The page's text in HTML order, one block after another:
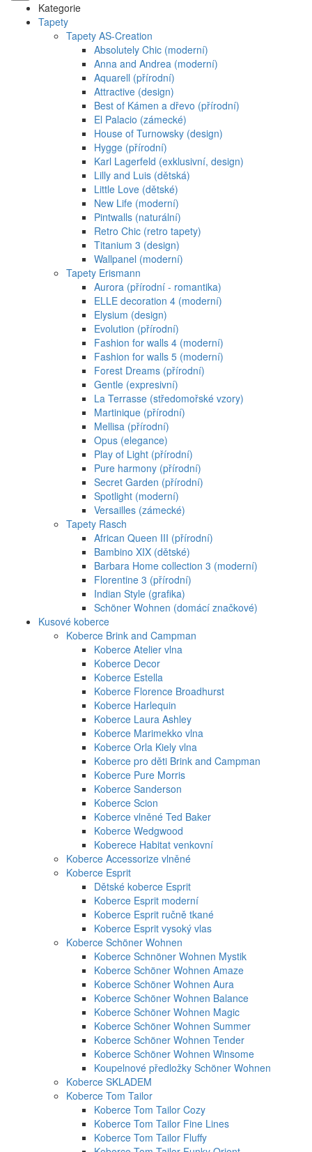
Kategorie
Tapety
Tapety AS-Creation
Absolutely Chic (moderní)
Anna and Andrea (moderní)
Aquarell (přírodní)
Attractive (design)
Best of Kámen a dřevo (přírodní)
El Palacio (zámecké)
House of Turnowsky (design)
Hygge (přírodní)
Karl Lagerfeld (exklusivní, design)
Lilly and Luis (dětská)
Little Love (dětské)
New Life (moderní)
Pintwalls (naturální)
Retro Chic (retro tapety)
Titanium 3 (design)
Wallpanel (moderní)
Tapety Erismann
Aurora (přírodní - romantika)
ELLE decoration 4 (moderní)
Elysium (design)
Evolution (přírodní)
Fashion for walls 4 (moderní)
Fashion for walls 5 (moderní)
Forest Dreams (přírodní)
Gentle (expresivní)
La Terrasse (středomořské vzory)
Martinique (přírodní)
Mellisa (přírodní)
Opus (elegance)
Play of Light (přírodní)
Pure harmony (přírodní)
Secret Garden (přírodní)
Spotlight (moderní)
Versailles (zámecké)
Tapety Rasch
African Queen III (přírodní)
Bambino XIX (dětské)
Barbara Home collection 3 (moderní)
Florentine 3 (přírodní)
Indian Style (grafika)
Schöner Wohnen (domácí značkové)
Kusové koberce
Koberce Brink and Campman
Koberce Atelier vlna
Koberce Decor
Koberce Estella
Koberce Florence Broadhurst
Koberce Harlequin
Koberce Laura Ashley
Koberce Marimekko vlna
Koberce Orla Kiely vlna
Koberce pro děti Brink and Campman
Koberce Pure Morris
Koberce Sanderson
Koberce Scion
Koberce vlněné Ted Baker
Koberce Wedgwood
Koberece Habitat venkovní
Koberce Accessorize vlněné
Koberce Esprit
Dětské koberce Esprit
Koberce Esprit moderní
Koberce Esprit ručně tkané
Koberce Esprit vysoký vlas
Koberce Schöner Wohnen
Koberce Schnöner Wohnen Mystik
Koberce Schöner Wohnen Amaze
Koberce Schöner Wohnen Aura
Koberce Schöner Wohnen Balance
Koberce Schöner Wohnen Magic
Koberce Schöner Wohnen Summer
Koberce Schöner Wohnen Tender
Koberce Schöner Wohnen Winsome
Koupelnové předložky Schöner Wohnen
Koberce SKLADEM
Koberce Tom Tailor
Koberce Tom Tailor Cozy
Koberce Tom Tailor Fine Lines
Koberce Tom Tailor Fluffy